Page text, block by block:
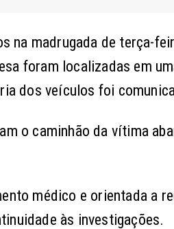
na madrugada de terça-
foram localizadas em
dos veículos foi
o caminhão da vítima
médico e orientada a
às investigações.